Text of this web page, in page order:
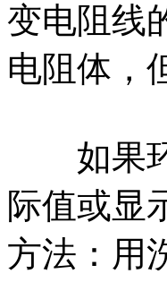
变电阻线
电阻体，
如果环
际值或显
方法：用